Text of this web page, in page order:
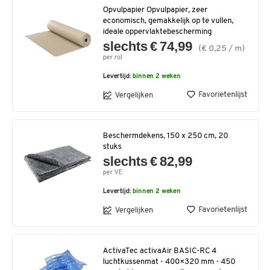
Opvulpapier Opvulpapier, zeer
economisch, gemakkelijk op te vullen,
ideale oppervlaktebescherming
slechts € 74,99 (€ 0,25 / m)
per rol
Levertijd: binnen 2 weken
Vergelijken Favorietenlijst
Beschermdekens, 150 x 250 cm, 20
stuks
slechts € 82,99
per VE
Levertijd: binnen 2 weken
Vergelijken Favorietenlijst
ActivaTec activaAir BASIC-RC 4
luchtkussenmat - 400×320 mm - 450